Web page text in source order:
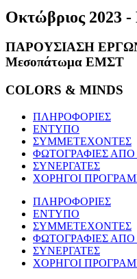
Οκτώβριος 2023 -
ΠΑΡΟΥΣΙΑΣΗ
Μεσοπάτωμα ΕΜΣΤ
COLORS & MINDS
ΠΛΗΡΟΦΟΡΙΕΣ
ΕΝΤΥΠΟ
ΣΥΜΜΕΤΕΧΟΝΤΕΣ
ΦΩΤΟΓΡΑΦΙΕΣ ΑΠΟ
ΣΥΝΕΡΓΑΤΕΣ
ΧΟΡΗΓΟΙ
ΠΛΗΡΟΦΟΡΙΕΣ
ΕΝΤΥΠΟ
ΣΥΜΜΕΤΕΧΟΝΤΕΣ
ΦΩΤΟΓΡΑΦΙΕΣ ΑΠΟ
ΣΥΝΕΡΓΑΤΕΣ
ΧΟΡΗΓΟΙ